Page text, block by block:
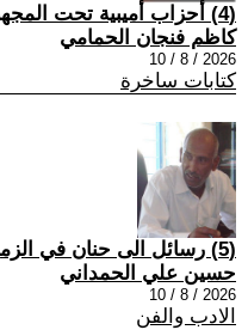
(4) أحزاب أميبية تحت المجهر
كاظم فنجان الحمامي
2026 / 8 / 10
كتابات ساخرة
(5) رسائل الى حنان في الزمن الصعب (3)
حسين علي الحمداني
2026 / 8 / 10
الادب والفن